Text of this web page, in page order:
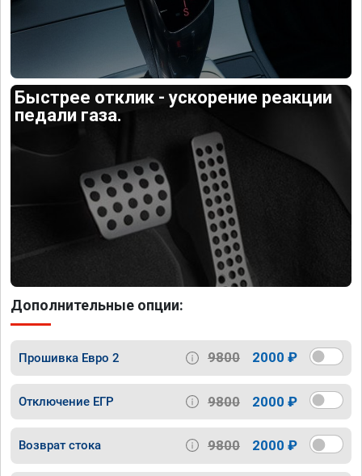
Быстрее отклик - ускорение реакции
педали газа.
Дополнительные опции:
Прошивка Евро 2 9800 2000 ₽
Отключение ЕГР 9800 2000 ₽
Возврат стока 9800 2000 ₽